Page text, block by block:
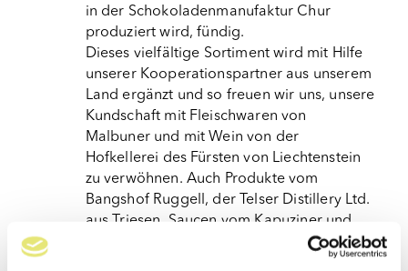
in der Schokoladenmanufaktur Chur
produziert wird, fündig.
Dieses vielfältige Sortiment wird mit Hilfe
unserer Kooperationspartner aus unserem
Land ergänzt und so freuen wir uns, unsere
Kundschaft mit Fleischwaren von
Malbuner und mit Wein von der
Hofkellerei des Fürsten von Liechtenstein
zu verwöhnen. Auch Produkte vom
Bangshof Ruggell, der Telser Distillery Ltd.
aus Triesen, Saucen vom Kapuziner und
vieles mehr sind bei uns erhältlich.